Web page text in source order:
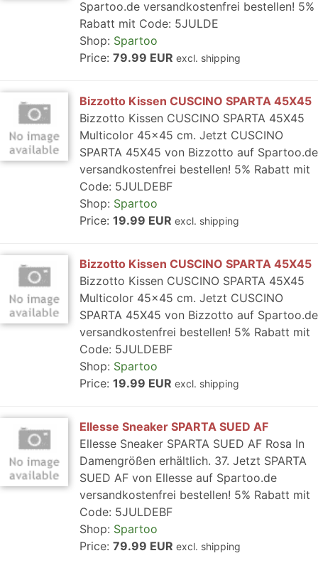
Spartoo.de versandkostenfrei bestellen! 5%
Rabatt mit Code: 5JULDE
Shop: Spartoo
Price: 79.99 EUR excl. shipping
Bizzotto Kissen CUSCINO SPARTA 45X45
Bizzotto Kissen CUSCINO SPARTA 45X45
Multicolor 45x45 cm. Jetzt CUSCINO
SPARTA 45X45 von Bizzotto auf Spartoo.de
versandkostenfrei bestellen! 5% Rabatt mit
Code: 5JULDEBF
Shop: Spartoo
Price: 19.99 EUR excl. shipping
Bizzotto Kissen CUSCINO SPARTA 45X45
Bizzotto Kissen CUSCINO SPARTA 45X45
Multicolor 45x45 cm. Jetzt CUSCINO
SPARTA 45X45 von Bizzotto auf Spartoo.de
versandkostenfrei bestellen! 5% Rabatt mit
Code: 5JULDEBF
Shop: Spartoo
Price: 19.99 EUR excl. shipping
Ellesse Sneaker SPARTA SUED AF
Ellesse Sneaker SPARTA SUED AF Rosa In
Damengrößen erhältlich. 37. Jetzt SPARTA
SUED AF von Ellesse auf Spartoo.de
versandkostenfrei bestellen! 5% Rabatt mit
Code: 5JULDEBF
Shop: Spartoo
Price: 79.99 EUR excl. shipping